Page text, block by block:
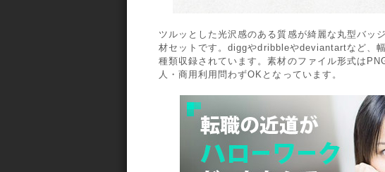
ツルッとした光沢感のある質感が綺麗な丸型バッ
材セットです。diggやdribbleやdeviantartなど、
種類収録されています。素材のファイル形式は
人・商用利用問わずOKとなっています。